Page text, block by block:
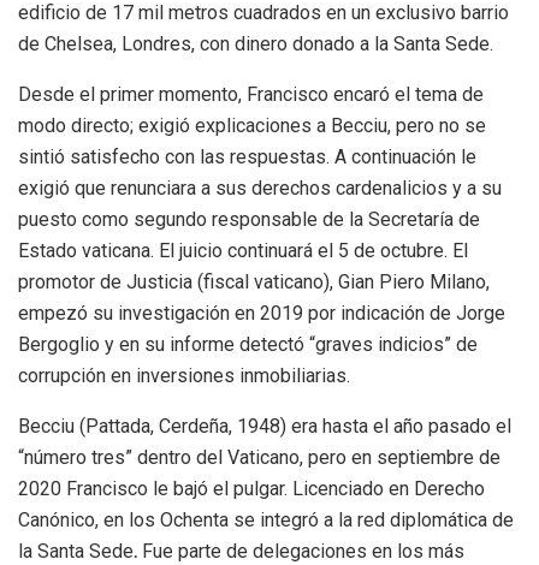
edificio de 17 mil metros cuadrados en un exclusivo barrio
de Chelsea, Londres, con dinero donado a la Santa Sede.
Desde el primer momento, Francisco encaró el tema de
modo directo; exigió explicaciones a Becciu, pero no se
sintió satisfecho con las respuestas. A continuación le
exigió que renunciara a sus derechos cardenalicios y a su
puesto como segundo responsable de la Secretaría de
Estado vaticana. El juicio continuará el 5 de octubre. El
promotor de Justicia (fiscal vaticano), Gian Piero Milano,
empezó su investigación en 2019 por indicación de Jorge
Bergoglio y en su informe detectó “graves indicios” de
corrupción en inversiones inmobiliarias.
Becciu (Pattada, Cerdeña, 1948) era hasta el año pasado el
“número tres” dentro del Vaticano, pero en septiembre de
2020 Francisco le bajó el pulgar. Licenciado en Derecho
Canónico, en los Ochenta se integró a la red diplomática de
la Santa Sede. Fue parte de delegaciones en los más